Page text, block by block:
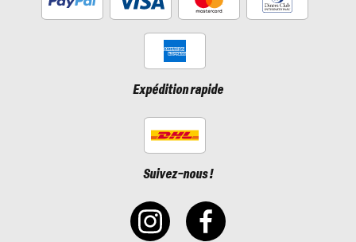
Expédition rapide
Suivez-nous !